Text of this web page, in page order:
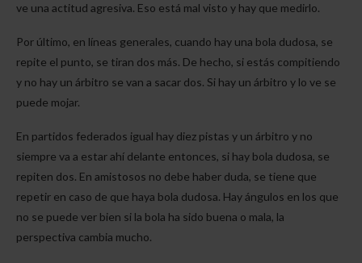
ve una actitud agresiva. Eso está mal visto y hay que medirlo.
Por último, en líneas generales, cuando hay una bola dudosa, se
repite el punto, se tiran dos más. De hecho, si estás compitiendo
y no hay un árbitro se van a sacar dos. Si hay un árbitro y lo ve se
puede mojar.
En partidos federados igual hay diez pistas y un árbitro y no
siempre va a estar ahí delante entonces, si hay bola dudosa, se
repiten dos. En amistosos no debe haber duda, se tiene que
repetir en caso de que haya bola dudosa. Hay ángulos en los que
no se puede ver bien si la bola ha sido buena o mala, la
perspectiva cambia mucho.